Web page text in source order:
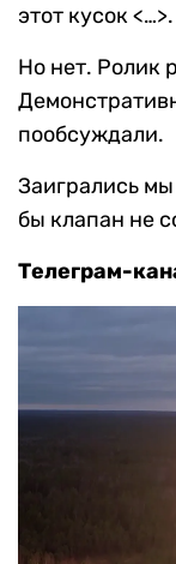
этот кусок
Но нет. Ролик
пообсуждали.
Заигрались
бы клапан не
Телеграм-